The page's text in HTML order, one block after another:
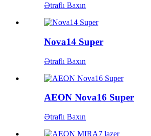
Ətraflı Baxın
Nova14 Super
Ətraflı Baxın
AEON Nova16 Super
Ətraflı Baxın